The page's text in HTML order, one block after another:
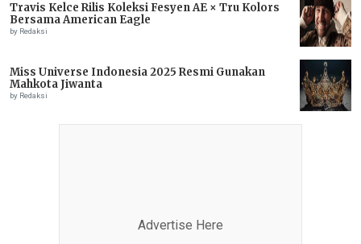
Travis Kelce Rilis Koleksi Fesyen AE × Tru Kolors
Bersama American Eagle
by Redaksi
Miss Universe Indonesia 2025 Resmi Gunakan
Mahkota Jiwanta
by Redaksi
Advertise Here